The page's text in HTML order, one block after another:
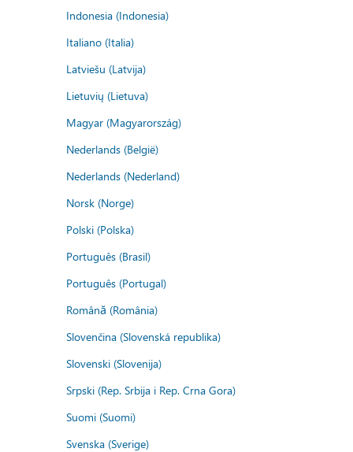
Indonesia (Indonesia)
Italiano (Italia)
Latviešu (Latvija)
Lietuvių (Lietuva)
Magyar (Magyarország)
Nederlands (België)
Nederlands (Nederland)
Norsk (Norge)
Polski (Polska)
Português (Brasil)
Português (Portugal)
Română (România)
Slovenčina (Slovenská republika)
Slovenski (Slovenija)
Srpski (Rep. Srbija i Rep. Crna Gora)
Suomi (Suomi)
Svenska (Sverige)